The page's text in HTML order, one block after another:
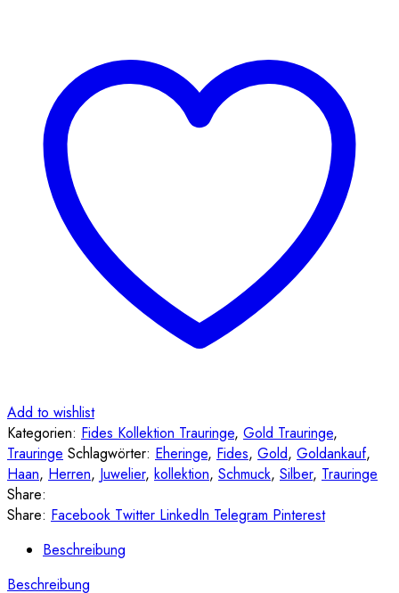
Add to wishlist
Kategorien: Fides Kollektion Trauringe, Gold Trauringe,
Trauringe Schlagwörter: Eheringe, Fides, Gold, Goldankauf,
Haan, Herren, Juwelier, kollektion, Schmuck, Silber, Trauringe
Share:
Share: Facebook Twitter LinkedIn Telegram Pinterest
Beschreibung
Beschreibung